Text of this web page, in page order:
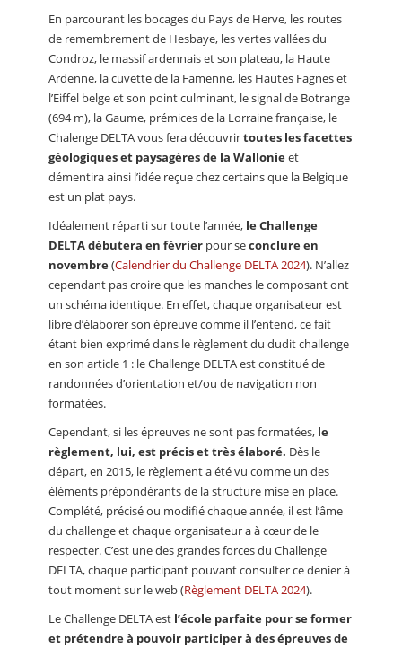
En parcourant les bocages du Pays de Herve, les routes
de remembrement de Hesbaye, les vertes vallées du
Condroz, le massif ardennais et son plateau, la Haute
Ardenne, la cuvette de la Famenne, les Hautes Fagnes et
l’Eiffel belge et son point culminant, le signal de Botrange
(694 m), la Gaume, prémices de la Lorraine française, le
Chalenge DELTA vous fera découvrirtoutes les facettes
géologiques et paysagères de la Wallonieet
démentira ainsi l’idée reçue chez certains que la Belgique
est un plat pays.
Idéalement réparti sur toute l’année, le Challenge
DELTA débutera en février pour seconclure en
novembre(Calendrier du Challenge DELTA 2024). N’allez
cependant pas croire que les manches le composant ont
un schéma identique. En effet, chaque organisateur est
libre d’élaborer son épreuve comme il l’entend, ce fait
étant bien exprimé dans le règlement du dudit challenge
en son article 1 : le Challenge DELTA est constitué de
randonnées d’orientation et/ou de navigation non
formatées.
Cependant, si les épreuves ne sont pas formatées, le
règlement, lui, est précis et très élaboré. Dès le
départ, en 2015, le règlement a été vu comme un des
éléments prépondérants de la structure mise en place.
Complété, précisé ou modifié chaque année, il est l’âme
du challenge et chaque organisateur a à cœur de le
respecter. C’est une des grandes forces du Challenge
DELTA, chaque participant pouvant consulter ce denier à
tout moment sur le web (Règlement DELTA 2024).
Le Challenge DELTA est l’école parfaite pour se former
et prétendre à pouvoir participer à des épreuves de